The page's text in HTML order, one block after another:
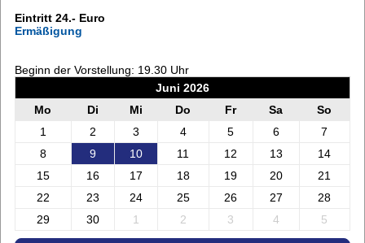
Eintritt 24.- Euro
Ermäßigung
Beginn der Vorstellung: 19.30 Uhr
Juni 2026
Mo
Di Mi Do Fr Sa
So
1
2 3 4 5 6
7
8
9 10 11 12 13
14
15
16 17 18 19 20
21
22
23 24 25 26 27
28
29
30 1 2 3 4 5